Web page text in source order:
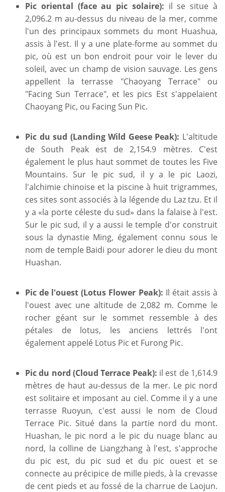
Pic oriental (face au pic solaire): il se situe à
2,096.2 m au-dessus du niveau de la mer, comme
l'un des principaux sommets du mont Huashua,
assis à l'est. Il y a une plate-forme au sommet du
pic, où est un bon endroit pour voir le lever du
soleil, avec un champ de vision sauvage. Les gens
appellent la terrasse "Chaoyang Terrace" ou
"Facing Sun Terrace", et les pics Est s'appelaient
Chaoyang Pic, ou Facing Sun Pic.
Pic du sud (Landing Wild Geese Peak): L'altitude
de South Peak est de 2,154.9 mètres. C'est
également le plus haut sommet de toutes les Five
Mountains. Sur le pic sud, il y a le pic Laozi,
l'alchimie chinoise et la piscine à huit trigrammes,
ces sites sont associés à la légende du Laz tzu. Et il
y a «la porte céleste du sud» dans la falaise à l'est.
Sur le pic sud, il y a aussi le temple d'or construit
sous la dynastie Ming, également connu sous le
nom de temple Baidi pour adorer le dieu du mont
Huashan.
Pic de l'ouest (Lotus Flower Peak): Il était assis à
l'ouest avec une altitude de 2,082 m. Comme le
rocher géant sur le sommet ressemble à des
pétales de lotus, les anciens lettrés l'ont
également appelé Lotus Pic et Furong Pic.
Pic du nord (Cloud Terrace Peak): il est de 1,614.9
mètres de haut au-dessus de la mer. Le pic nord
est solitaire et imposant au ciel. Comme il y a une
terrasse Ruoyun, c'est aussi le nom de Cloud
Terrace Pic. Situé dans la partie nord du mont.
Huashan, le pic nord a le pic du nuage blanc au
nord, la colline de Liangzhang à l'est, s'approche
du pic est, du pic sud et du pic ouest et se
connecte au précipice de mille pieds, à la crevasse
de cent pieds et au fossé de la charrue de Laojun.